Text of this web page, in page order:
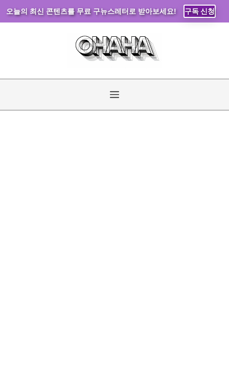
오늘의 최신 콘텐츠를 무료 구뉴스레터로 받아보세요! 구독 신청
건
메